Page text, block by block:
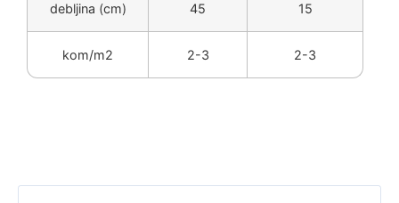
debljina (cm) 45 15
kom/m2 2-3 2-3